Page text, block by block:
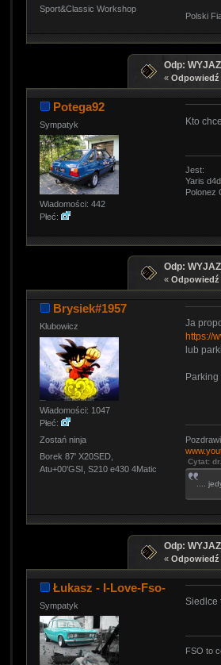
Sport&Classic Workshop
Polski
Odp:
« Odpowiedź
Potega92
Sympatyk
Wiadomości: 442
Płeć:
Kto
Jest:
Yaris
Polonez
Odp:
« Odpowiedź
Brysiek#1957
Klubowicz
Wiadomości: 1047
Płeć:
Zostań ninja
Borek 87' X20SED,
Atu+00'GSI, S210 e430 4Matic
Ja
https://
lub
Cytat:
....
Odp:
« Odpowiedź
Łukasz - I-Love-Fso-
Sympatyk Siedlce
FSO to